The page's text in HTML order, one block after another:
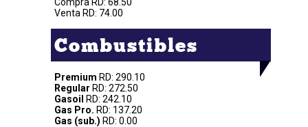
Venta RD: 74.00
Combustibles
Premium RD: 290.10
Regular RD: 272.50
Gasoil
RD: 242.10
Gas Pro. RD: 137.20
Gas (sub.) RD: 0.00